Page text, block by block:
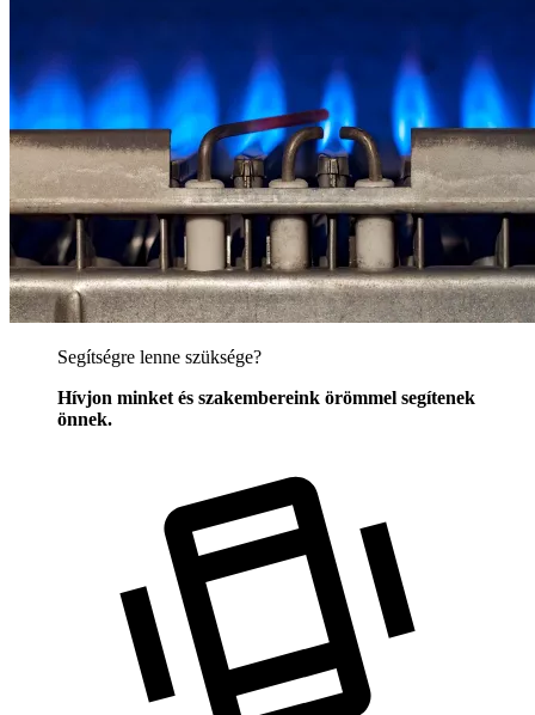
Segítségre lenne szüksége?
Hívjon minket és szakembereink örömmel segítenek
önnek.